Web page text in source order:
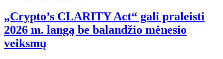
„Crypto’s CLARITY Act“ gali praleisti
2026 m. langą be balandžio mėnesio
veiksmų